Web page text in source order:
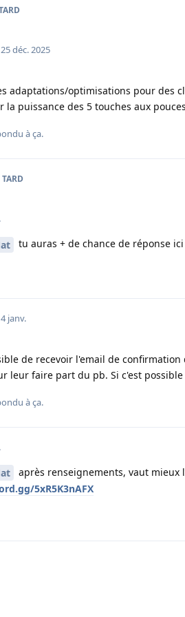
25 déc. 2025
adaptations/optimisations pour des
la puissance des 5 touches aux
à ça.
tu auras + de chance de réponse ici
4 janv.
de recevoir l'email de
leur faire part du pb. Si c'est
à ça.
après renseignements, vaut
5xR5K3nAFX